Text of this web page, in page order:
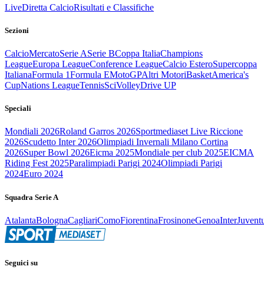
LiveDiretta CalcioRisultati e Classifiche
Sezioni
CalcioMercatoSerie ASerie BCoppa ItaliaChampions
LeagueEuropa LeagueConference LeagueCalcio EsteroSupercoppa
ItalianaFormula 1Formula EMotoGPAltri MotoriBasketAmerica's
CupNations LeagueTennisSciVolleyDrive UP
Speciali
Mondiali 2026Roland Garros 2026Sportmediaset Live Riccione
2026Scudetto Inter 2026Olimpiadi Invernali Milano Cortina
2026Super Bowl 2026Eicma 2025Mondiale per club 2025EICMA
Riding Fest 2025Paralimpiadi Parigi 2024Olimpiadi Parigi
2024Euro 2024
Squadra Serie A
AtalantaBolognaCagliariComoFiorentinaFrosinoneGenoaInter
Seguici su